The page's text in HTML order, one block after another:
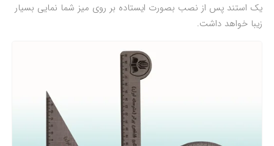
یک استند پس از نصب بصورت ایستاده بر روی میز شما نمایی بسیار
زیبا خواهد داشت.